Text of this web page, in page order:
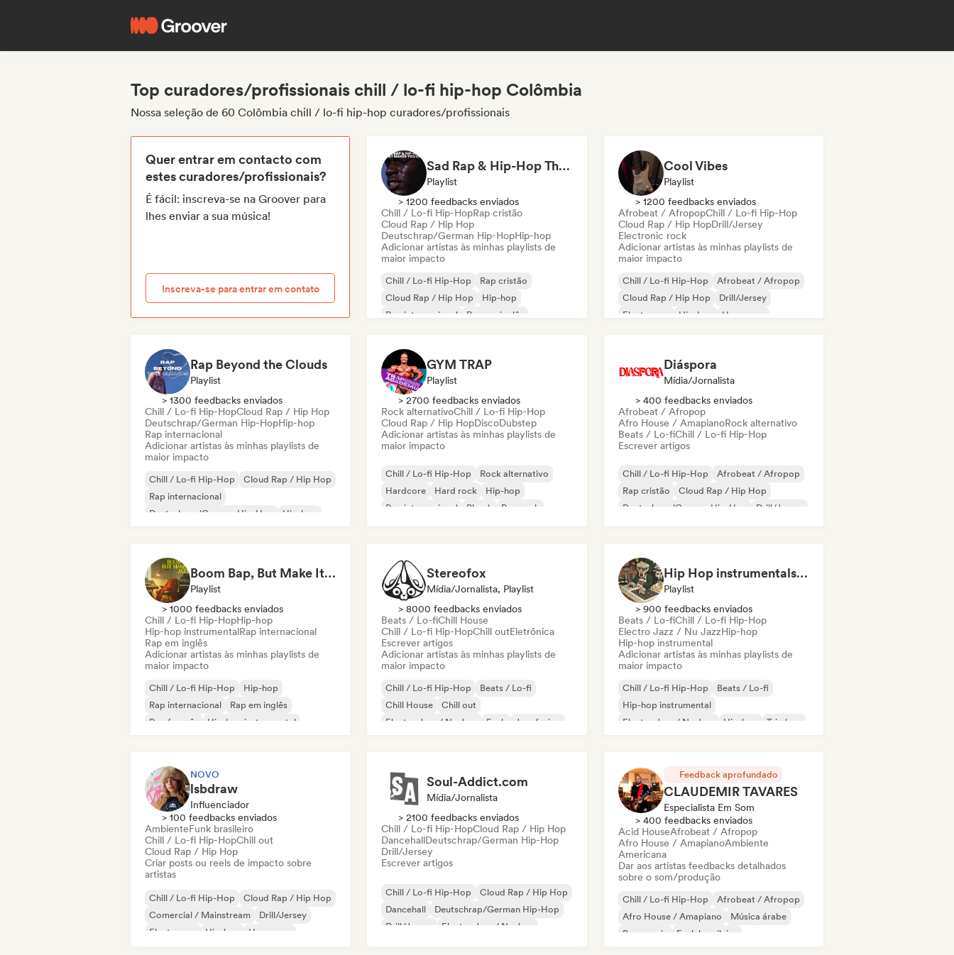
Top curadores/profissionais chill / lo-fi hip-hop Colômbia
Nossa seleção de 60 Colômbia chill / lo-fi hip-hop curadores/profissionais
Quer entrar em contacto com
estes curadores/profissionais?
É fácil: inscreva-se na Groover para
lhes enviar a sua música!
Inscreva-se para entrar em contato
Sad Rap & Hip-Hop That Makes You Cry
Playlist
> 1200 feedbacks enviados
Chill / Lo-fi Hip-HopRap cristão
Cloud Rap / Hip Hop
Deutschrap/German Hip-HopHip-hop
Adicionar artistas às minhas playlists de
maior impacto
Chill / Lo-fi Hip-Hop
Rap cristão
Cloud Rap / Hip Hop
Hip-hop
Rap internacional
Rap em inglês
Deutschrap/German Hip-Hop
Cool Vibes
Playlist
> 1200 feedbacks enviados
Afrobeat / AfropopChill / Lo-fi Hip-Hop
Cloud Rap / Hip HopDrill/Jersey
Electronic rock
Adicionar artistas às minhas playlists de
maior impacto
Chill / Lo-fi Hip-Hop
Afrobeat / Afropop
Cloud Rap / Hip Hop
Drill/Jersey
Electropop
Hip-hop
Hyperpop
Rap Beyond the Clouds
Playlist
> 1300 feedbacks enviados
Chill / Lo-fi Hip-HopCloud Rap / Hip Hop
Deutschrap/German Hip-HopHip-hop
Rap internacional
Adicionar artistas às minhas playlists de
maior impacto
Chill / Lo-fi Hip-Hop
Cloud Rap / Hip Hop
Rap internacional
Deutschrap/German Hip-Hop
Hip-hop
GYM TRAP
Playlist
> 2700 feedbacks enviados
Rock alternativoChill / Lo-fi Hip-Hop
Cloud Rap / Hip HopDiscoDubstep
Adicionar artistas às minhas playlists de
maior impacto
Chill / Lo-fi Hip-Hop
Rock alternativo
Hardcore
Hard rock
Hip-hop
Rap internacional
Phonk Pop rock
Diáspora
Mídia/Jornalista
> 400 feedbacks enviados
Afrobeat / Afropop
Afro House / AmapianoRock alternativo
Beats / Lo-fiChill / Lo-fi Hip-Hop
Escrever artigos
Chill / Lo-fi Hip-Hop
Afrobeat / Afropop
Rap cristão
Cloud Rap / Hip Hop
Deutschrap/German Hip-Hop
Drill/Jersey
Boom Bap, But Make It Jazzy 🎷 Jazz Rap, Underground & Conscious Hip-Hop
Playlist
> 1000 feedbacks enviados
Chill / Lo-fi Hip-HopHip-hop
Hip-hop instrumentalRap internacional
Rap em inglês
Adicionar artistas às minhas playlists de
maior impacto
Chill / Lo-fi Hip-Hop
Hip-hop
Rap internacional
Rap em inglês
Rap francês
Hip-hop instrumental
Stereofox
Mídia/Jornalista, Playlist
> 8000 feedbacks enviados
Beats / Lo-fiChill House
Chill / Lo-fi Hip-HopChill outEletrônica
Escrever artigos
Adicionar artistas às minhas playlists de
maior impacto
Chill / Lo-fi Hip-Hop
Beats / Lo-fi
Chill House
Chill out
Electro Jazz / Nu Jazz
Funk
Jazz fusion
Hip Hop instrumentals - Underground boombap & Lo Fi Hip Hop (by Snaap)
Playlist
> 900 feedbacks enviados
Beats / Lo-fiChill / Lo-fi Hip-Hop
Electro Jazz / Nu JazzHip-hop
Hip-hop instrumental
Adicionar artistas às minhas playlists de
maior impacto
Chill / Lo-fi Hip-Hop
Beats / Lo-fi
Hip-hop instrumental
Electro Jazz / Nu Jazz
Hip-hop Trip hop
NOVO
lsbdraw
Influenciador
> 100 feedbacks enviados
AmbienteFunk brasileiro
Chill / Lo-fi Hip-HopChill out
Cloud Rap / Hip Hop
Criar posts ou reels de impacto sobre
artistas
Chill / Lo-fi Hip-Hop
Cloud Rap / Hip Hop
Comercial / Mainstream
Drill/Jersey
Electropop
Hip-hop
Hyperpop
Soul-Addict.com
Mídia/Jornalista
> 2100 feedbacks enviados
Chill / Lo-fi Hip-HopCloud Rap / Hip Hop
DancehallDeutschrap/German Hip-Hop
Drill/Jersey
Escrever artigos
Chill / Lo-fi Hip-Hop
Cloud Rap / Hip Hop
Dancehall
Deutschrap/German Hip-Hop
Drill/Jersey
Electro Jazz / Nu Jazz
Feedback aprofundado
CLAUDEMIR TAVARES
Especialista Em Som
> 400 feedbacks enviados
Acid HouseAfrobeat / Afropop
Afro House / AmapianoAmbiente
Americana
Dar aos artistas feedbacks detalhados
sobre o som/produção
Chill / Lo-fi Hip-Hop
Afrobeat / Afropop
Afro House / Amapiano
Música árabe
Bass music
Funk brasileiro